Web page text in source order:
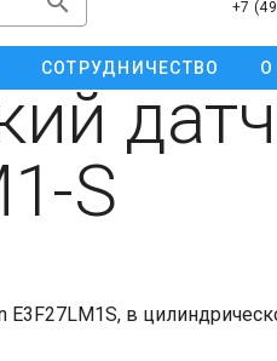
+7
СОТРУДНИЧЕСТВО О
S
E3F27LM1S, в